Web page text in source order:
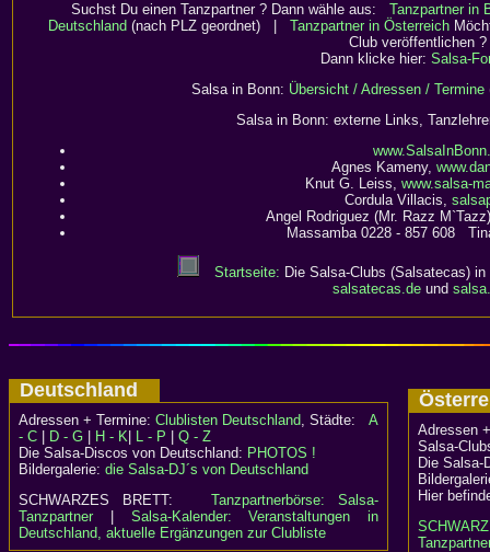
Suchst Du einen Tanzpartner ? Dann wähle aus: Tanzpartner in
Deutschland (nach PLZ geordnet) | Tanzpartner in Österreich
Club veröffentlichen ?
Dann klicke hier: Salsa-
Salsa in Bonn: Übersicht / Adressen / Termine
Salsa in Bonn: externe Links,
Agnes Kameny,
Knut G. Leiss, www.salsa-
Cordula Villacis,
Angel Rodriguez (Mr. Razz
Massamba 0228 - 857 608
Startseite: Die Salsa-Clubs (Salsatecas)
salsatecas.de und
Deutschland
Adressen + Termine: Clublisten Deutschland, Städte: A
- C
D - G H - K L - P
Q - Z
Die Salsa-Discos von Deutschland: PHOTOS !
Bildergalerie: die Salsa-DJ´s von Deutschland
SCHWARZES BRETT:Tanzpartnerbörse: Salsa-
Tanzpartner| Salsa-Kalender: Veranstaltungen in
Deutschland, aktuelle Ergänzungen zur Clubliste
Adressen
Salsa-
Die
Hier